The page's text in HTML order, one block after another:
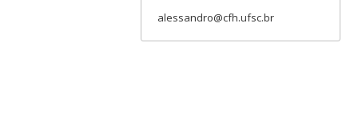
alessandro@cfh.ufsc.br